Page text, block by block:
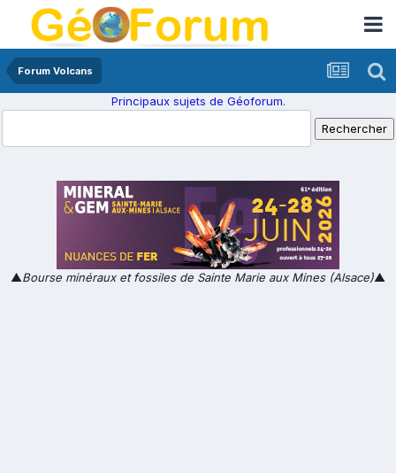
Forum Volcans
Principaux sujets de Géoforum.
▲Bourse minéraux et fossiles de Sainte Marie aux Mines (Alsace)▲